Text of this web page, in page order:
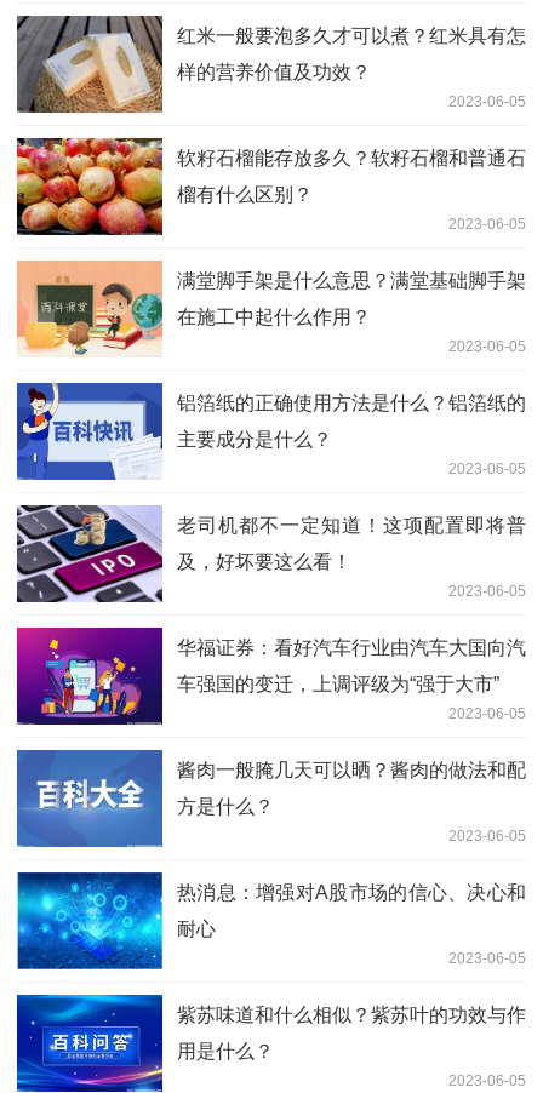
红米一般要泡多久才可以煮？红米具有怎
样的营养价值及功效？
2023-06-05
软籽石榴能存放多久？软籽石榴和普通石
榴有什么区别？
2023-06-05
满堂脚手架是什么意思？满堂基础脚手架
在施工中起什么作用？
2023-06-05
铝箔纸的正确使用方法是什么？铝箔纸的
主要成分是什么？
2023-06-05
老司机都不一定知道！这项配置即将普
及，好坏要这么看！
2023-06-05
华福证券：看好汽车行业由汽车大国向汽
车强国的变迁，上调评级为“强于大市”
2023-06-05
酱肉一般腌几天可以晒？酱肉的做法和配
方是什么？
2023-06-05
热消息：增强对A股市场的信心、决心和
耐心
2023-06-05
紫苏味道和什么相似？紫苏叶的功效与作
用是什么？
2023-06-05